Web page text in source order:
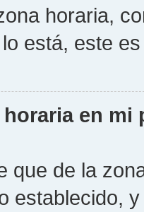
horaria,
está, este
en
que de la
establecido,